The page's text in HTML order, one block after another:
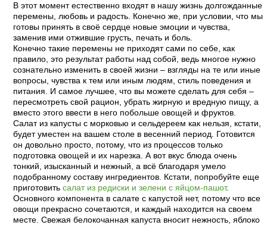
В этот момент естественно входят в нашу жизнь долгожданные
перемены, любовь и радость. Конечно же, при условии, что мы
готовы принять в своё сердце новые эмоции и чувства,
заменив ими отжившие грусть, печать и боль.
Конечно такие перемены не приходят сами по себе, как
правило, это результат работы над собой, ведь многое нужно
сознательно изменить в своей жизни – взгляды на те или иные
вопросы, чувства к тем или иным людям, стиль поведения и
питания. И самое лучшее, что вы можете сделать для себя –
пересмотреть свой рацион, убрать жирную и вредную пищу, а
вместо этого ввести в него побольше овощей и фруктов.
Салат из капусты с морковью и сельдереем как нельзя, кстати,
будет уместен на вашем столе в весенний период. Готовится
он довольно просто, потому, что из процессов только
подготовка овощей и их нарезка. А вот вкус блюда очень
тонкий, изысканный и нежный, а всё благодаря умело
подобранному составу ингредиентов. Кстати, попробуйте еще
приготовить салат из редиски и зелени с яйцом-пашот.
Основного компонента в салате с капустой нет, потому что все
овощи прекрасно сочетаются, и каждый находится на своем
месте. Свежая белокочанная капуста вносит нежность, яблоко